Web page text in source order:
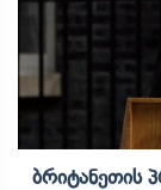
Ბრიტანეთის